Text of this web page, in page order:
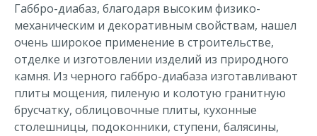
Габбро-диабаз, благодаря высоким физико-
механическим и декоративным свойствам, нашел
очень широкое применение в строительстве,
отделке и изготовлении изделий из природного
камня. Из черного габбро-диабаза изготавливают
плиты мощения, пиленую и колотую гранитную
брусчатку, облицовочные плиты, кухонные
столешницы, подоконники, ступени, балясины,